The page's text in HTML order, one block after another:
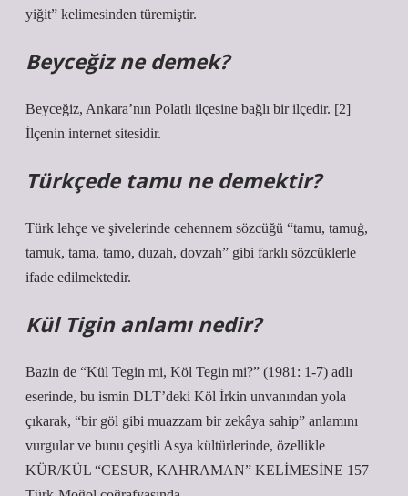
yiğit” kelimesinden türemiştir.
Beyceğiz ne demek?
Beyceğiz, Ankara’nın Polatlı ilçesine bağlı bir ilçedir. [2]
İlçenin internet sitesidir.
Türkçede tamu ne demektir?
Türk lehçe ve şivelerinde cehennem sözcüğü “tamu, tamuġ,
tamuk, tama, tamo, duzah, dovzah” gibi farklı sözcüklerle
ifade edilmektedir.
Kül Tigin anlamı nedir?
Bazin de “Kül Tegin mi, Köl Tegin mi?” (1981: 1-7) adlı
eserinde, bu ismin DLT’deki Köl İrkin unvanından yola
çıkarak, “bir göl gibi muazzam bir zekâya sahip” anlamını
vurgular ve bunu çeşitli Asya kültürlerinde, özellikle
KÜR/KÜL “CESUR, KAHRAMAN” KELİMESİNE 157